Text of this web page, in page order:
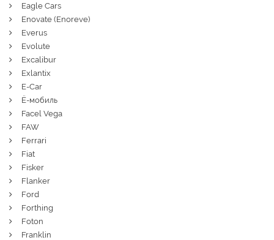
Eagle Cars
Enovate (Enoreve)
Everus
Evolute
Excalibur
Exlantix
E-Car
Ё-мобиль
Facel Vega
FAW
Ferrari
Fiat
Fisker
Flanker
Ford
Forthing
Foton
Franklin